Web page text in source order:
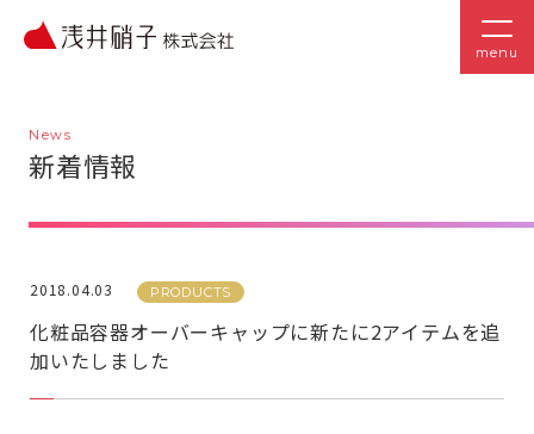
menu
News
新着情報
2018.04.03 PRODUCTS
化粧品容器オーバーキャップに新たに2アイテムを追
加いたしました